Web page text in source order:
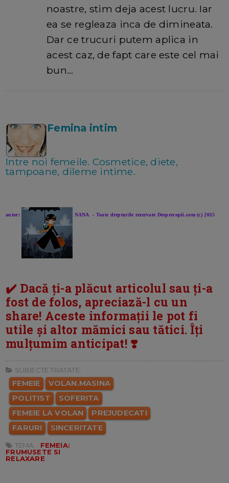
noastre, stim deja acest lucru. Iar
ea se regleaza inca de dimineata.
Dar ce trucuri putem aplica in
acest caz, de fapt care este cel mai
bun…
Femina intim
Intre noi femeile. Cosmetice, diete,
tampoane, dileme intime.
autor: NANA - Toate drepturile rezervate Desprecopii.com (c) 2015
✔️ Dacă ți-a plăcut articolul sau ți-a
fost de folos, apreciază-l cu un
share! Aceste informații le pot fi
utile și altor mămici sau tătici. Îți
mulțumim anticipat! ❣️
SUBIECTE TRATATE:
FEMEIE
VOLAN.MASINA
POLITIST
SOFERITA
FEMEIE LA VOLAN
PREJUDECATI
FARURI
SINCERITATE
TEMA:
FEMEIA:
FRUMUSETE SI
RELAXARE